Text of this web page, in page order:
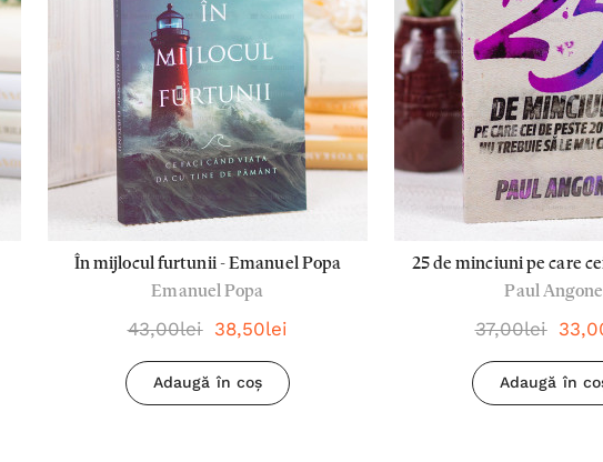
În mijlocul furtunii - Emanuel Popa
Emanuel Popa
43,00lei 38,50lei
Adaugă în coș
25 de minciuni pe care
de ani nu trebuie sa le
Paul Angone
37,00lei
Adaugă în